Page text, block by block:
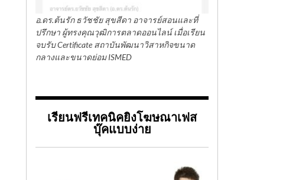
อ.ดร.ต้นรัก ธวัชชัย สุขสีดา อาจารย์สอนและที่
ปรึกษา ผู้ทรงคุณวุฒิการตลาดออนไลน์ เมื่อเรียน
จบรับ Certificate สถาบันพัฒนาวิสาหกิจขนาด
กลางและขนาดย่อม ISMED
เรียนฟรีเทคนิคยิงโฆษณาเฟส
บุ๊คแบบง่าย